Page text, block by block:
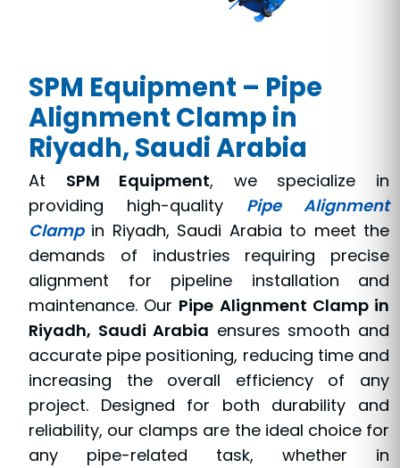
SPM Equipment – Pipe
Alignment Clamp in
Riyadh, Saudi Arabia
At SPM Equipment, we specialize in
providing high-quality Pipe Alignment
Clampin Riyadh, Saudi Arabia to meet the
demands of industries requiring precise
alignment for pipeline installation and
maintenance. Our Pipe Alignment Clamp in
Riyadh, Saudi Arabia ensures smooth and
accurate pipe positioning, reducing time and
increasing the overall efficiency of any
project. Designed for both durability and
reliability, our clamps are the ideal choice for
any pipe-related task, whether in